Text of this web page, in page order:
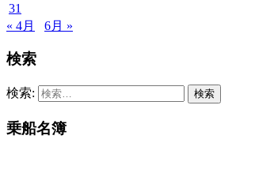
31
« 4月
6月 »
検索
検索:
乗船名簿